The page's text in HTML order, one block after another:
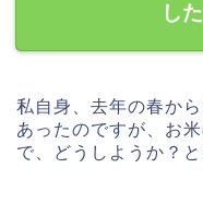
し
私自身、去年の春か
あったのですが、お
で、どうしようか？